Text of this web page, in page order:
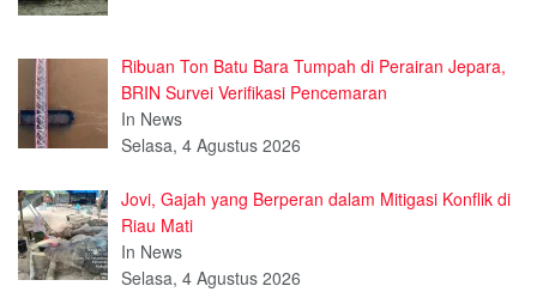
Ribuan Ton Batu Bara Tumpah di Perairan Jepara,
BRIN Survei Verifikasi Pencemaran
In News
Selasa, 4 Agustus 2026
Jovi, Gajah yang Berperan dalam Mitigasi Konflik di
Riau Mati
In News
Selasa, 4 Agustus 2026